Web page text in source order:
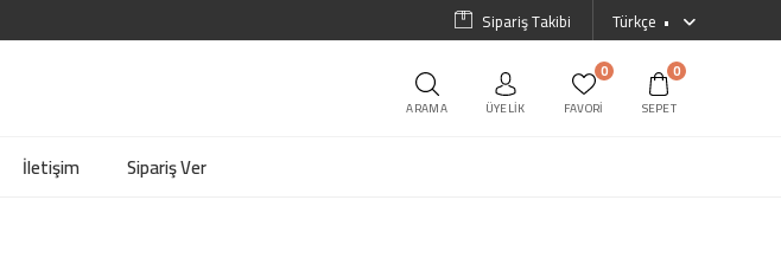
Türkçe
Sipariş Takibi
ARAMA ÜYELIK
0
FAVORI
0
SEPET
İletişim Sipariş Ver